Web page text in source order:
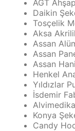
AGT
Daikin
Tosçelik
Aksa
Assan
Assan
Assan
Henkel
Yıldızlar
İsdemir
Konya
Candy